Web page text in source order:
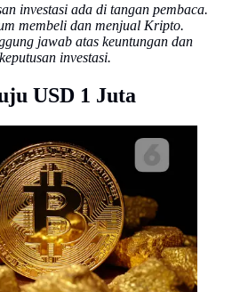
investasi ada di tangan pembaca.
membeli dan menjual Kripto.
jawab atas keuntungan dan
investasi.
USD 1 Juta